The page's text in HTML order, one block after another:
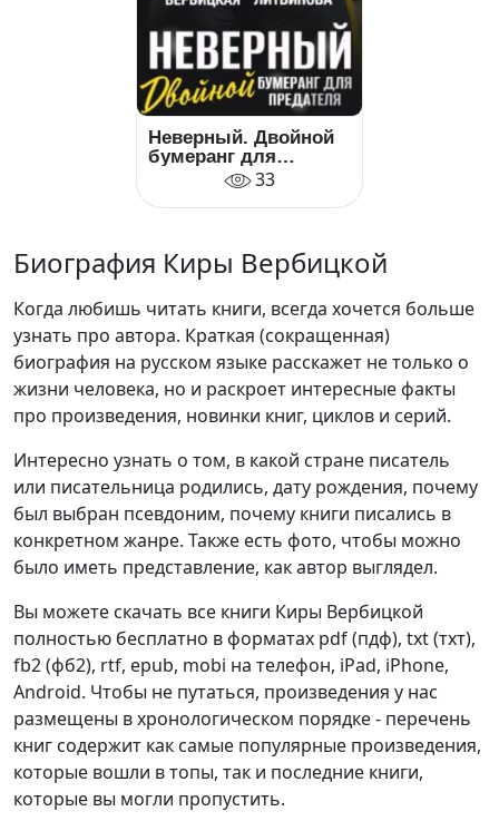
Неверный. Двойной
бумеранг для
предателя 33
Биография Киры Вербицкой
Когда любишь читать книги, всегда хочется больше
узнать про автора. Краткая (сокращенная)
биография на русском языке расскажет не только о
жизни человека, но и раскроет интересные факты
про произведения, новинки книг, циклов и серий.
Интересно узнать о том, в какой стране писатель
или писательница родились, дату рождения, почему
был выбран псевдоним, почему книги писались в
конкретном жанре. Также есть фото, чтобы можно
было иметь представление, как автор выглядел.
Вы можете скачать все книги Киры Вербицкой
полностью бесплатно в форматах pdf (пдф), txt (тхт),
fb2 (фб2), rtf, epub, mobi на телефон, iPad, iPhone,
Android. Чтобы не путаться, произведения у нас
размещены в хронологическом порядке - перечень
книг содержит как самые популярные произведения,
которые вошли в топы, так и последние книги,
которые вы могли пропустить.